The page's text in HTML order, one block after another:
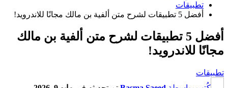
تطبيقات
أفضل 5 تطبيقات لشرح متن ألفية بن مالك مجانًا للاندرويد!
أفضل 5 تطبيقات لشرح متن ألفية بن مالك
مجانًا للاندرويد!
تطبيقات